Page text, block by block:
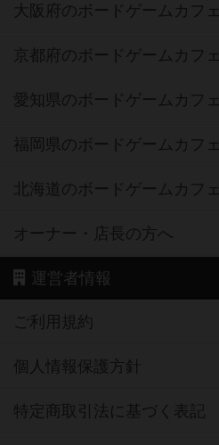
大阪府のボードゲームカフェ
京都府のボードゲームカフェ
愛知県のボードゲームカフェ
福岡県のボードゲームカフェ
北海道のボードゲームカフェ
オーナー・店長の方へ
運営者情報
ご利用規約
個人情報保護方針
特定商取引法に基づく表記